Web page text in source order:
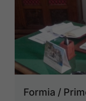
Formia /